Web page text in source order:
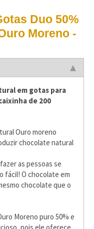
Duo 50%
Moreno -
em gotas para
de 200
Ouro moreno
chocolate natural
as pessoas se
fácil! O chocolate em
chocolate que o
Moreno puro 50% e
pois ele oferece